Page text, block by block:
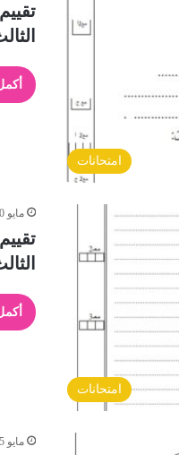
امتحانات
امتحانات
مايو 30, 2023
مايو 25, 2023